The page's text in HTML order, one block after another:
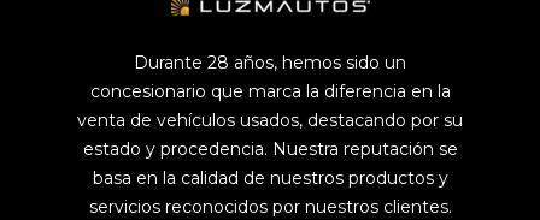
Durante 28 años, hemos sido un
concesionario que marca la diferencia en la
venta de vehículos usados, destacando por su
estado y procedencia. Nuestra reputación se
basa en la calidad de nuestros productos y
servicios reconocidos por nuestros clientes.